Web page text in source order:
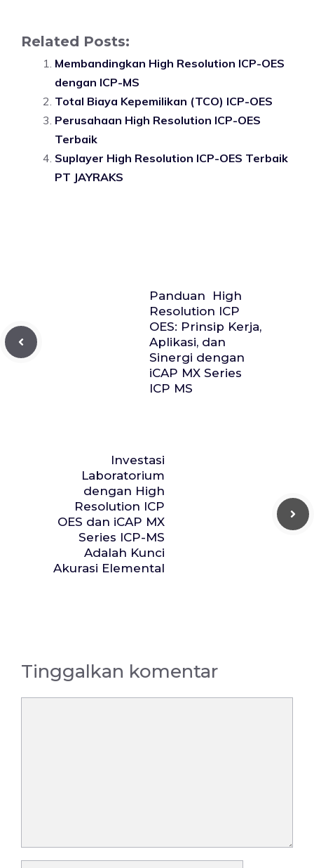
Related Posts:
Membandingkan High Resolution ICP-OES
dengan ICP-MS
Total Biaya Kepemilikan (TCO) ICP-OES
Perusahaan High Resolution ICP-OES
Terbaik
Suplayer High Resolution ICP-OES Terbaik
PT JAYRAKS
Panduan High
Resolution ICP
OES: Prinsip Kerja,
Aplikasi, dan
Sinergi dengan
iCAP MX Series
ICP MS
Investasi
Laboratorium
dengan High
Resolution ICP
OES dan iCAP MX
Series ICP-MS
Adalah Kunci
Akurasi Elemental
Tinggalkan komentar